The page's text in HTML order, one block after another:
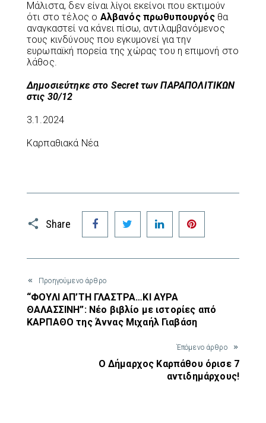
Μάλιστα, δεν είναι λίγοι εκείνοι που εκτιµούν
ότι στο τέλος ο Αλβανός πρωθυπουργόςθα
αναγκαστεί να κάνει πίσω, αντιλαµβανόµενος
τους κινδύνους που εγκυµονεί για την
ευρωπαϊκή πορεία της χώρας του η επιµονή στο
λάθος.
Δημοσιεύτηκε στο Secret των ΠΑΡΑΠΟΛΙΤΙΚΩΝ
στις 30/12
3.1.2024
Καρπαθιακά Νέα
Share
Facebook Twitter LinkedIn
Προηγούμενο άρθρο
“ΦΟΥΛΙ ΑΠ’ΤΗ ΓΛΑΣΤΡΑ…ΚΙ ΑΥΡΑ
ΘΑΛΑΣΣΙΝΗ”: Νέο βιβλίο με ιστορίες από
ΚΑΡΠΑΘΟ της Άννας Μιχαήλ Γιαβάση
Έπόμενο άρθρο
Ο Δήμαρχος Καρπάθου όρισε 7
αντιδημάρχους!